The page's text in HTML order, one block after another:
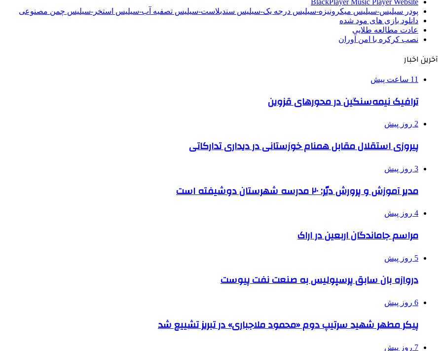
BlackPlayer Music Player Website
پودر سیلیس-سیلیس میکرونیزه-سیلیس درجه یک-سیلیس سندبلاست-سیلیس تصفیه آب-سیلیس استخر-سیلیس چمن مصنوعی
دانلود بازی های مود شده
عادت مطالعه طلایی
نصب کرکره با امن آوران
آخرین اخبار
11 ساعت پیش
ترافیک نیمه‌سنگین در محورهای قزوین
2 روز پیش
پیروزی استقلال مقابل همنام خوزستانی در دیداری تدارکاتی
3 روز پیش
مدیر آموزش و پرورش دیّر: ۲۰ مدرسه شهرستان دوشیفته است
4 روز پیش
مراسم جاماندگان اربعین در اراک
5 روز پیش
دروازه بان سابق پرسپولیس به صنعت نفت پیوست
6 روز پیش
پیکر مطهر شهید سرتیپ دوم «محمود ملاجباری» در تبریز تشییع شد
7 روز پیش